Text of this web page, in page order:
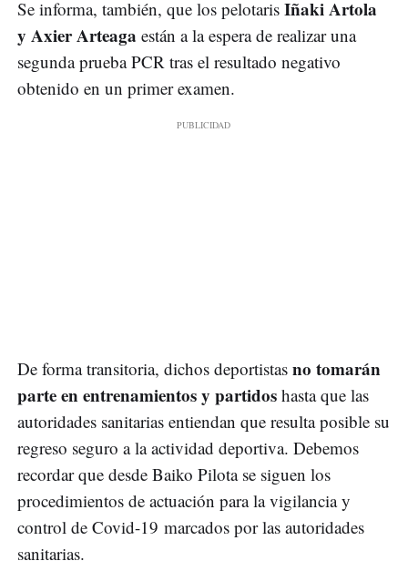
Se informa, también, que los pelotaris Iñaki Artola
y Axier Arteaga están a la espera de realizar una
segunda prueba PCR tras el resultado negativo
obtenido en un primer examen.
De forma transitoria, dichos deportistas no tomarán
parte en entrenamientos y partidos hasta que las
autoridades sanitarias entiendan que resulta posible su
regreso seguro a la actividad deportiva. Debemos
recordar que desde Baiko Pilota se siguen los
procedimientos de actuación para la vigilancia y
control de Covid-19 marcados por las autoridades
sanitarias.